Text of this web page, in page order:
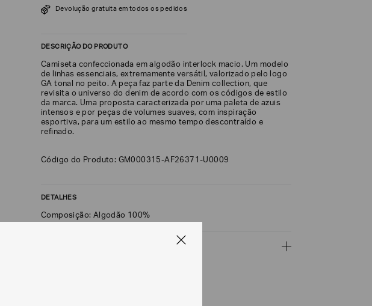
Devolução gratuita em todos os pedidos
DESCRIÇÃO DO PRODUTO
Camiseta confeccionada em algodão interlock macio. Um modelo
de linhas essenciais, extremamente versátil, valorizado pelo logo
GA tonal no peito. A peça faz parte da Denim collection, que
revisita o universo do denim de acordo com os códigos de estilo
da marca. Uma proposta caracterizada por uma paleta de azuis
intensos e por peças de volumes suaves, com inspiração
esportiva, para um estilo ao mesmo tempo descontraído e
refinado.
Código do Produto: GM000315-AF26371-U0009
DETALHES
Composição: Algodão 100%